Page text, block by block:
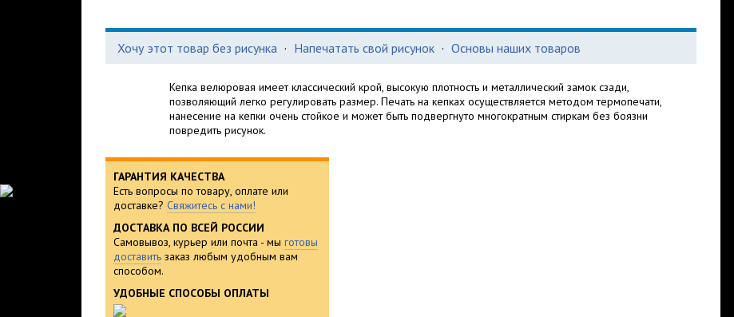
Хочу этот товар без рисунка · Напечатать свой рисунок · Основы наших товаров
Кепка велюровая имеет классический крой, высокую плотность и металлический замок сзади,
позволяющий легко регулировать размер. Печать на кепках осуществляется методом термопечати,
нанесение на кепки очень стойкое и может быть подвергнуто многократным стиркам без боязни
повредить рисунок.
ГАРАНТИЯ КАЧЕСТВА
Есть вопросы по товару, оплате или
доставке? Свяжитесь с нами!
ДОСТАВКА ПО ВСЕЙ РОССИИ
Самовывоз, курьер или почта - мы готовы
доставить заказ любым удобным вам
способом.
УДОБНЫЕ СПОСОБЫ ОПЛАТЫ